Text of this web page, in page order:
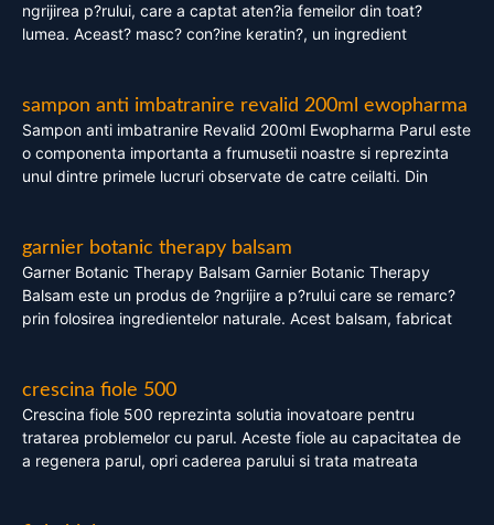
ngrijirea p?rului, care a captat aten?ia femeilor din toat?
lumea. Aceast? masc? con?ine keratin?, un ingredient
sampon anti imbatranire revalid 200ml ewopharma
Sampon anti imbatranire Revalid 200ml Ewopharma Parul este
o componenta importanta a frumusetii noastre si reprezinta
unul dintre primele lucruri observate de catre ceilalti. Din
garnier botanic therapy balsam
Garner Botanic Therapy Balsam Garnier Botanic Therapy
Balsam este un produs de ?ngrijire a p?rului care se remarc?
prin folosirea ingredientelor naturale. Acest balsam, fabricat
crescina fiole 500
Crescina fiole 500 reprezinta solutia inovatoare pentru
tratarea problemelor cu parul. Aceste fiole au capacitatea de
a regenera parul, opri caderea parului si trata matreata